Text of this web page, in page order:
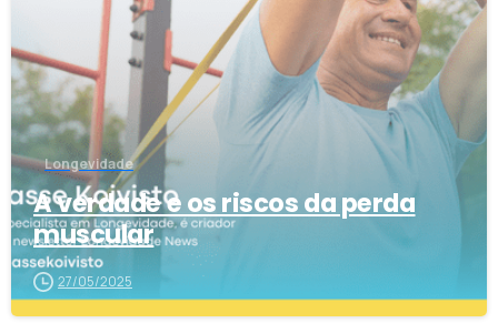
Longevidade
A verdade e os riscos da perda
muscular
27/05/2025